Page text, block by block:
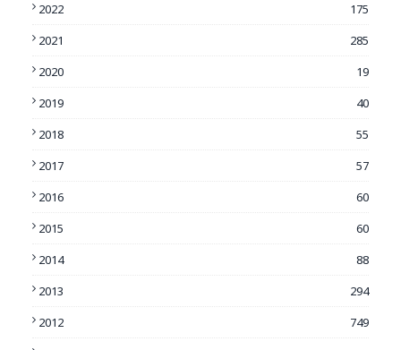
2022
175
2021
285
2020
19
2019
40
2018
55
2017
57
2016
60
2015
60
2014
88
2013
294
2012
749